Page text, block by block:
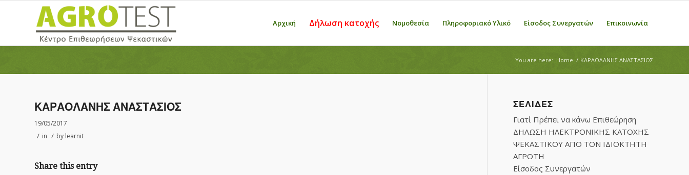
Αρχική Δήλωση κατοχής Νομοθεσία Πληροφοριακό Υλικό Είσοδος Συνεργατών Επικοινωνία
You are here: Home / ΚΑΡΑΟΛΑΝΗΣ ΑΝΑΣΤΑΣΙΟΣ
ΚΑΡΑΟΛΑΝΗΣ ΑΝΑΣΤΑΣΙΟΣ
19/05/2017
/ in / by learnit
Share this entry
ΣΕΛΊΔΕΣ
Γιατί Πρέπει να κάνω Επιθεώρηση
ΔΗΛΩΣΗ ΗΛΕΚΤΡΟΝΙΚΗΣ ΚΑΤΟΧΗΣ
ΨΕΚΑΣΤΙΚΟΥ ΑΠΟ ΤΟΝ ΙΔΙΟΚΤΗΤΗ
ΑΓΡΟΤΗ
Είσοδος Συνεργατών